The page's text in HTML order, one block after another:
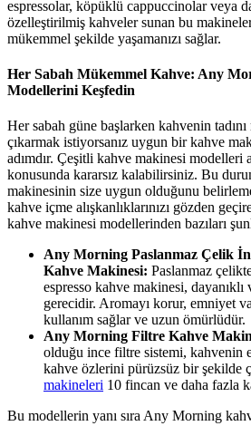
espressolar, köpüklü cappuccinolar veya
özelleştirilmiş kahveler sunan bu
mükemmel şekilde yaşamanızı sağlar.
Her Sabah Mükemmel Kahve: Any
Modellerini Keşfedin
Her sabah güne başlarken kahvenin
çıkarmak istiyorsanız uygun bir kahve
adımdır. Çeşitli kahve makinesi modelleri
konusunda kararsız kalabilirsiniz. Bu
makinesinin size uygun olduğunu
kahve içme alışkanlıklarınızı gözden
kahve makinesi modellerinden bazıları
Any Morning Paslanmaz Çelik
Kahve Makinesi: Paslanmaz
espresso kahve makinesi,
gerecidir. Aromayı korur, emniyet
kullanım sağlar ve uzun ömürlüdür.
Any Morning Filtre Kahve
olduğu ince filtre sistemi, kahvenin
kahve özlerini pürüzsüz bir şekilde
makineleri 10 fincan ve daha fazla
Bu modellerin yanı sıra Any Morning